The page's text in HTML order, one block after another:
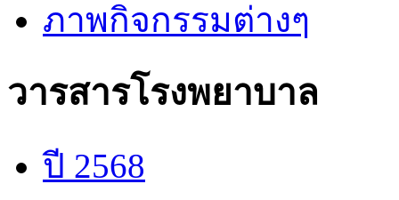
ภาพกิจกรรมต่างๆ
วารสารโรงพยาบาล
ปี 2568